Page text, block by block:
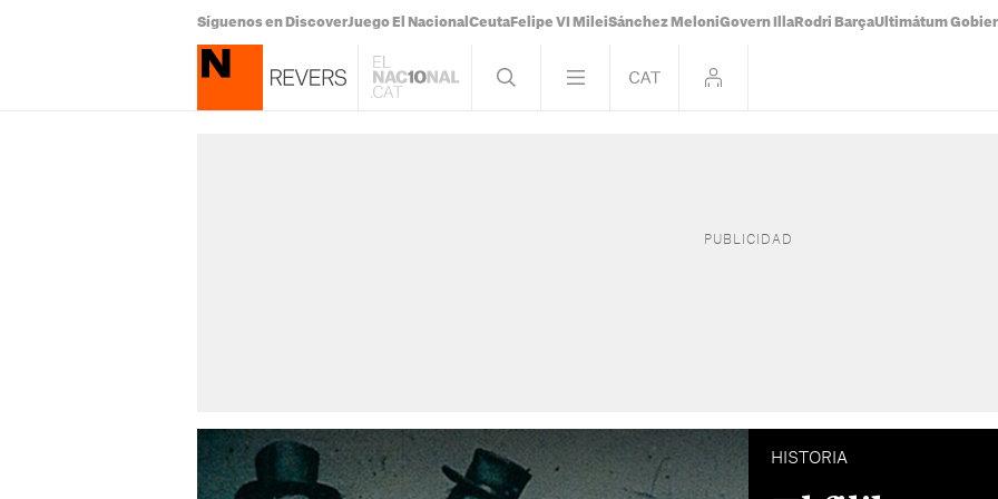
Síguenos en DiscoverJuego El Nacional Ceuta Felipe VI MileiSánchez MeloniGovern Illa Rodri BarçaUltimátum
HISTORIA